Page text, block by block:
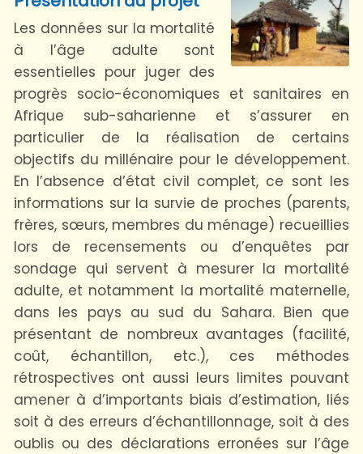
Les données sur la mortalité
à l’âge adulte sont
essentielles pour juger des
progrès socio-économiques et sanitaires en
Afrique sub-saharienne et s’assurer en
particulier de la réalisation de certains
objectifs du millénaire pour le développement.
En l’absence d’état civil complet, ce sont les
informations sur la survie de proches (parents,
frères, sœurs, membres du ménage) recueillies
lors de recensements ou d’enquêtes par
sondage qui servent à mesurer la mortalité
adulte, et notamment la mortalité maternelle,
dans les pays au sud du Sahara. Bien que
présentant de nombreux avantages (facilité,
coût, échantillon, etc.), ces méthodes
rétrospectives ont aussi leurs limites pouvant
amener à d’importants biais d’estimation, liés
soit à des erreurs d’échantillonnage, soit à des
oublis ou des déclarations erronées sur l’âge